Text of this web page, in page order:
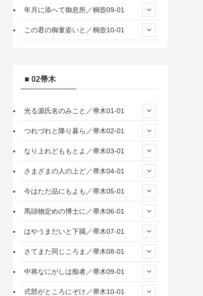
年月に添へて御息所／桐壺09-01
この君の御童姿いと／桐壺10-01
■ 02帚木
光る源氏名のみこと／帚木01-01
つれづれと降り暮ら／帚木02-01
なり上れどももとよ／帚木03-01
さまざまの人の上ど／帚木04-01
今はただ品にもよも／帚木05-01
馬頭物定めの博士に／帚木06-01
はやうまだいと下臈／帚木07-01
さてまた同じころま／帚木08-01
中将なにがしは痴者／帚木09-01
式部がところにぞけ／帚木10-01